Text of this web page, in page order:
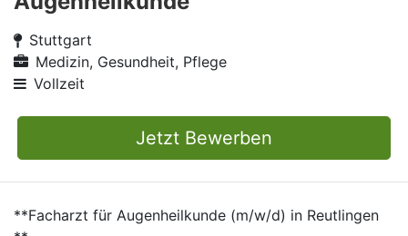
Stuttgart
Medizin, Gesundheit, Pflege
Vollzeit
Jetzt Bewerben
**Facharzt für Augenheilkunde (m/w/d) in Reutlingen